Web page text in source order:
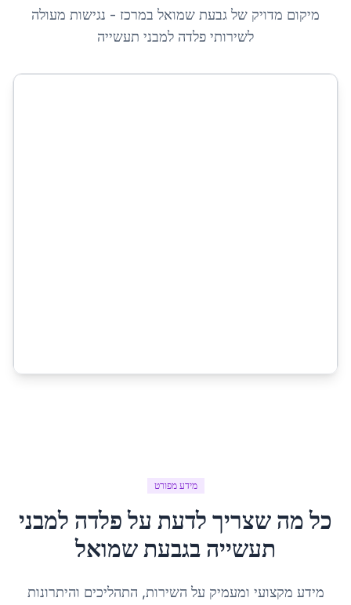
מיקום מדויק של גבעת שמואל במרכז - נגישות מעולה
לשירותי פלדה למבני תעשייה
מידע מפורט
כל מה שצריך לדעת עלפלדה למבני
תעשייה בגבעת שמואל
מידע מקצועי ומעמיק על השירות, התהליכים והיתרונות